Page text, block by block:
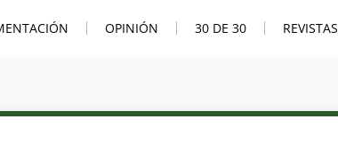
OPINIÓN 30 DE 30 REVISTAS